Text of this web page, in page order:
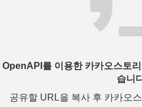
OpenAPI를 이용한 카카오스토
습니
공유할 URL을 복사 후 카카오